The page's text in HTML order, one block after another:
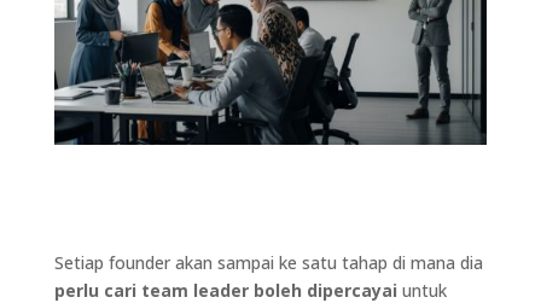
Setiap founder akan sampai ke satu tahap di mana dia
perlu cari team leader boleh dipercayai untuk